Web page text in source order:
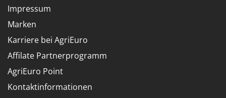
Impressum
Marken
Karriere bei AgriEuro
Affilate Partnerprogramm
AgriEuro Point
Kontaktinformationen